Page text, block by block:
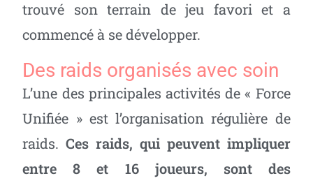
trouvé son terrain de jeu favori et a
commencé à se développer.
Des raids organisés avec soin
L’une des principales activités de « Force
Unifiée » est l’organisation régulière de
raids.Ces raids, qui peuvent impliquer
entre 8 et 16 joueurs, sont des